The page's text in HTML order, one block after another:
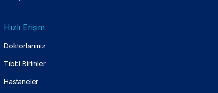
Hızlı Erişim
Doktorlarımız
Tıbbi Birimler
Hastaneler